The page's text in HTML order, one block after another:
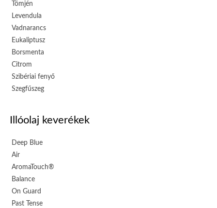
Tömjén
Levendula
Vadnarancs
Eukaliptusz
Borsmenta
Citrom
Szibériai fenyő
Szegfűszeg
Illóolaj keverékek
Deep Blue
Air
AromaTouch®
Balance
On Guard
Past Tense